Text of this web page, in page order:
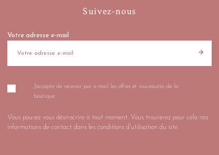
Suivez-nous
Votre adresse e-mail
J'accepte de recevoir par e-mail les offres et nouveautés de la
boutique
Vous pouvez vous désinscrire à tout moment. Vous trouverez pour cela nos
informations de contact dans les conditions d'utilisation du site.